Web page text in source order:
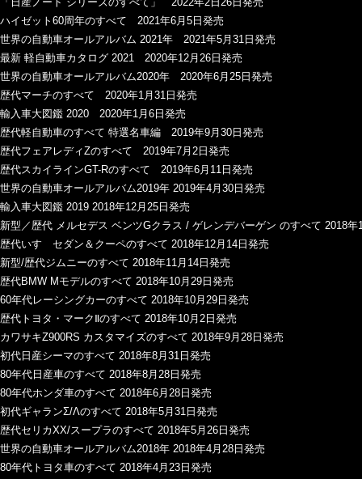
ハイゼット60周年のすべて 2021年6月5日発売
世界の自動車オールアルバム 2021年 2021年5月31日発売
最新 軽自動車カタログ 2021 2020年12月26日発売
世界の自動車オールアルバム2020年 2020年6月25日発売
歴代マーチのすべて 2020年1月31日発売
輸入車大図鑑 2020 2020年1月6日発売
歴代軽自動車のすべて 特選名車編 2019年9月30日発売
歴代フェアレディZのすべて 2019年7月2日発売
歴代スカイラインGT-Rのすべて 2019年6月11日発売
世界の自動車オールアルバム2019年 2019年4月30日発売
輸入車大図鑑 2019 2018年12月25日発売
新型／歴代 メルセデス ベンツGクラス / ゲレンデバーゲン のすべて 2018年
歴代いすゞセダン＆クーペのすべて 2018年12月14日発売
新型/歴代ジムニーのすべて 2018年11月14日発売
歴代BMW Mモデルのすべて 2018年10月29日発売
60年代レーシングカーのすべて 2018年10月29日発売
歴代トヨタ・マークⅡのすべて 2018年10月2日発売
カワサキZ900RS カスタマイズのすべて 2018年9月28日発売
初代日産シーマのすべて 2018年8月31日発売
80年代日産車のすべて 2018年8月28日発売
80年代ホンダ車のすべて 2018年6月28日発売
初代ギャランΣ/Λのすべて 2018年5月31日発売
歴代セリカXX/スープラのすべて 2018年5月26日発売
世界の自動車オールアルバム2018年 2018年4月28日発売
80年代トヨタ車のすべて 2018年4月23日発売